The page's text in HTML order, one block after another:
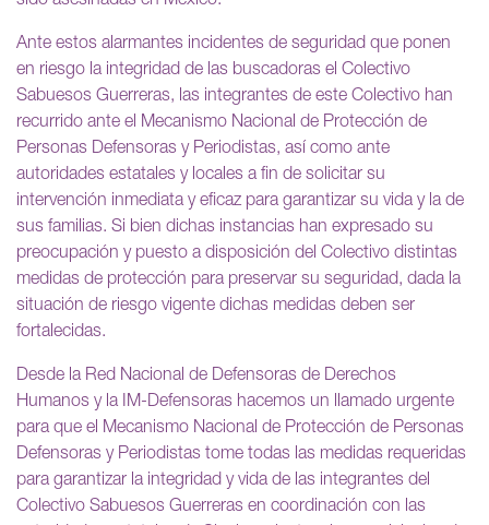
Ante estos alarmantes incidentes de seguridad que ponen
en riesgo la integridad de las buscadoras el Colectivo
Sabuesos Guerreras, las integrantes de este Colectivo han
recurrido ante el Mecanismo Nacional de Protección de
Personas Defensoras y Periodistas, así como ante
autoridades estatales y locales a fin de solicitar su
intervención inmediata y eficaz para garantizar su vida y la de
sus familias. Si bien dichas instancias han expresado su
preocupación y puesto a disposición del Colectivo distintas
medidas de protección para preservar su seguridad, dada la
situación de riesgo vigente dichas medidas deben ser
fortalecidas.
Desde la Red Nacional de Defensoras de Derechos
Humanos y la IM-Defensoras hacemos un llamado urgente
para que el Mecanismo Nacional de Protección de Personas
Defensoras y Periodistas tome todas las medidas requeridas
para garantizar la integridad y vida de las integrantes del
Colectivo Sabuesos Guerreras en coordinación con las